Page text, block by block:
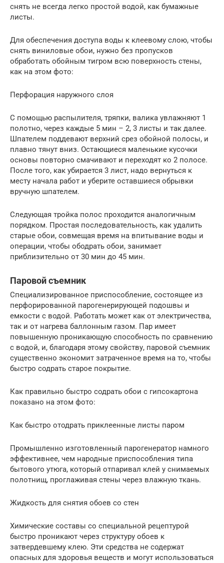
снять не всегда легко простой водой, как бумажные
листы.
Для обеспечения доступа воды к клеевому слою, чтобы
снять виниловые обои, нужно без пропусков
обработать обойным тигром всю поверхность стены,
как на этом фото:
Перфорация наружного слоя
С помощью распылителя, тряпки, валика увлажняют 1
полотно, через каждые 5 мин – 2, 3 листы и так далее.
Шпателем поддевают верхний срез обойной полосы, и
плавно тянут вниз. Остающиеся маленькие кусочки
основы повторно смачивают и переходят ко 2 полосе.
После того, как убирается 3 лист, надо вернуться к
месту начала работ и уберите оставшиеся обрывки
вручную шпателем.
Следующая тройка полос проходится аналогичным
порядком. Простая последовательность, как удалить
старые обои, совмещая время на впитывание воды и
операции, чтобы ободрать обои, занимает
приблизительно от 30 мин до 45 мин.
Паровой съемник
Специализированное приспособление, состоящее из
перфорированной парогенерирующей подошвы и
емкости с водой. Работать может как от электричества,
так и от нагрева баллонным газом. Пар имеет
повышенную проникающую способность по сравнению
с водой, и, благодаря этому свойству, паровой съемник
существенно экономит затраченное время на то, чтобы
быстро содрать старое покрытие.
Как правильно быстро содрать обои с гипсокартона
показано на этом фото:
Как быстро отодрать приклеенные листы паром
Промышленно изготовленный парогенератор намного
эффективнее, чем народные приспособления типа
бытового утюга, который отпаривал клей у снимаемых
полотнищ, проглаживая стены через влажную ткань.
Жидкость для снятия обоев со стен
Химические составы со специальной рецептурой
быстро проникают через структуру обоев к
затвердевшему клею. Эти средства не содержат
опасных для здоровья веществ и могут использоваться